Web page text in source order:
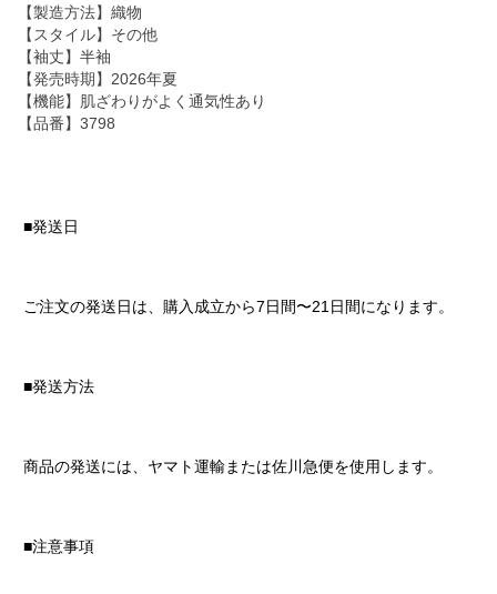
【製造方法】織物
【スタイル】その他
【袖丈】半袖
【発売時期】2026年夏
【機能】肌ざわりがよく通気性あり
【品番】3798
■発送日
ご注文の発送日は、購入成立から7日間〜21日間になります。
■発送方法
商品の発送には、ヤマト運輸または佐川急便を使用します。
■注意事項